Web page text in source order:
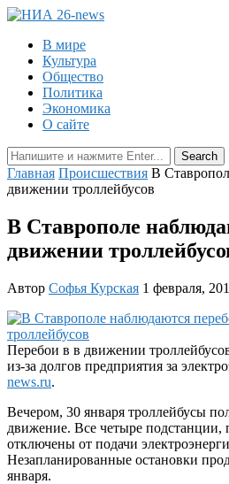
В мире
Культура
Общество
Политика
Экономика
О сайте
Главная Происшествия В
движении троллейбусов
В Ставрополе
движении
Автор Софья Курская 1 февраля,
Перебои в в движении
из-за долгов предприятия за
news.ru.
Вечером, 30 января троллейбусы
движение. Все четыре
отключены от подачи
Незапланированные остановки
января.